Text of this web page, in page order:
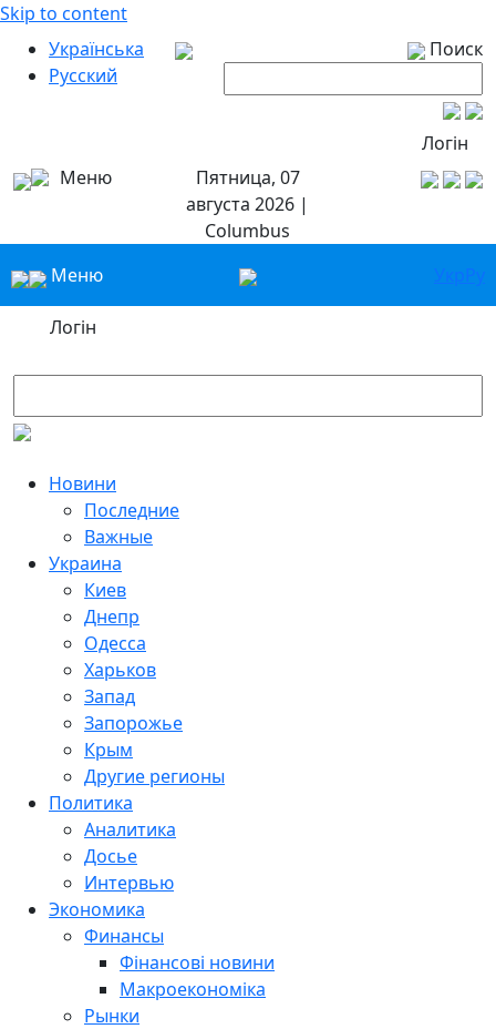
Skip to content
Українська
Русский
Поиск
Логін
Меню
Пятница, 07
августа 2026 |
Columbus
Меню
УкрРу
Логін
Новини
Последние
Важные
Украина
Киев
Днепр
Одесса
Харьков
Запад
Запорожье
Крым
Другие регионы
Политика
Аналитика
Досье
Интервью
Экономика
Финансы
Фінансові новини
Макроекономіка
Рынки